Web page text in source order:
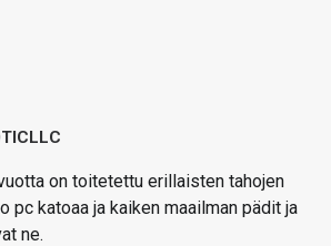
on toitetettu erillaisten tahojen
pc katoaa ja kaiken maailman pädit ja
ne.